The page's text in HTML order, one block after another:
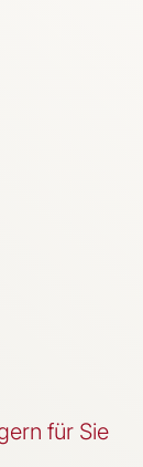
für Sie